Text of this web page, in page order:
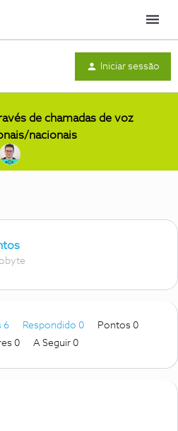
Menu
Iniciar sessão
de chamadas de voz
nacionais
6 Respondido 0
Pontos 0
0 A Seguir 0